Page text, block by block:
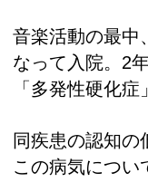
音楽活動の最中
なって入院。2
「多発性硬化
同疾患の認知の
この病気につい